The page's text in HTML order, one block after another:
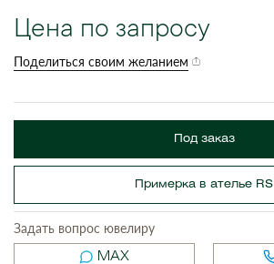
Цена по запросу
Поделиться своим желанием
Под заказ
Примерка в ателье RS
Задать вопрос ювелиру
MAX